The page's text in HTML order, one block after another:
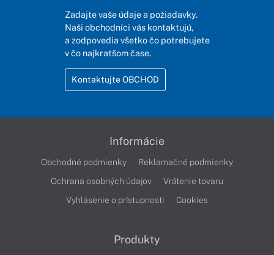
Zadajte vaše údaje a požiadavky.
Naši obchodníci vás kontaktujú,
a zodpovedia všetko čo potrebujete
v čo najkratšom čase.
Kontaktujte OBCHOD
Informácie
Obchodné podmienky
Reklamačné podmienky
Ochrana osobných údajov
Vrátenie tovaru
Vyhlásenie o prístupnosti
Cookies
Produkty